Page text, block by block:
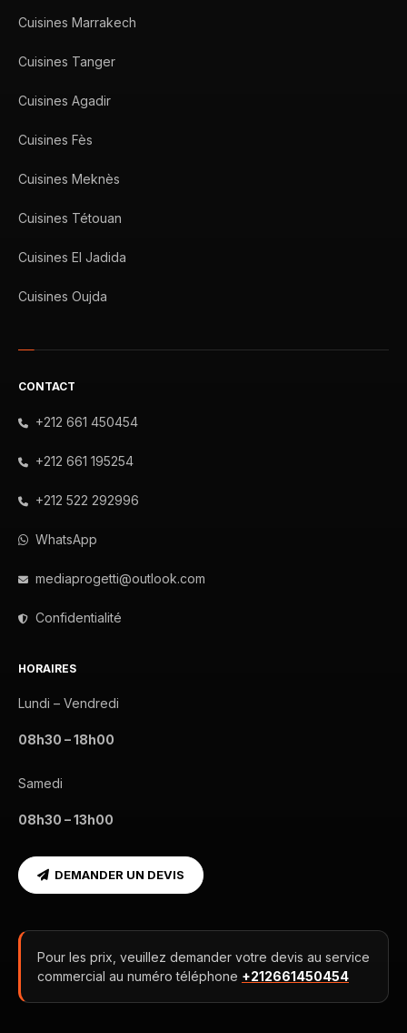
Cuisines Marrakech
Cuisines Tanger
Cuisines Agadir
Cuisines Fès
Cuisines Meknès
Cuisines Tétouan
Cuisines El Jadida
Cuisines Oujda
CONTACT
+212 661 450454
+212 661 195254
+212 522 292996
WhatsApp
mediaprogetti@outlook.com
Confidentialité
HORAIRES
Lundi – Vendredi
08h30 – 18h00
Samedi
08h30 – 13h00
DEMANDER UN DEVIS
Pour les prix, veuillez demander votre devis au service
commercial au numéro téléphone +212661450454